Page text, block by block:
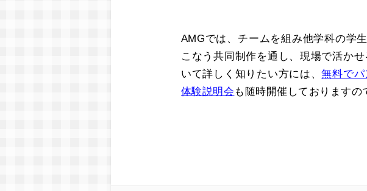
AMGでは、チームを組み他学科の学
こなう共同制作を通し、現場で活か
いて詳しく知りたい方には、無料でパ
体験説明会 も随時開催しておりますの